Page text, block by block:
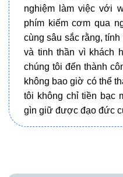
nghiệm làm việc với
phím kiếm cơm qua
cùng sâu sắc rằng,
và tinh thần vì khách
chúng tôi đến thành
không bao giờ có thể
tôi không chỉ tiền bạc
gìn giữ được đạo đức